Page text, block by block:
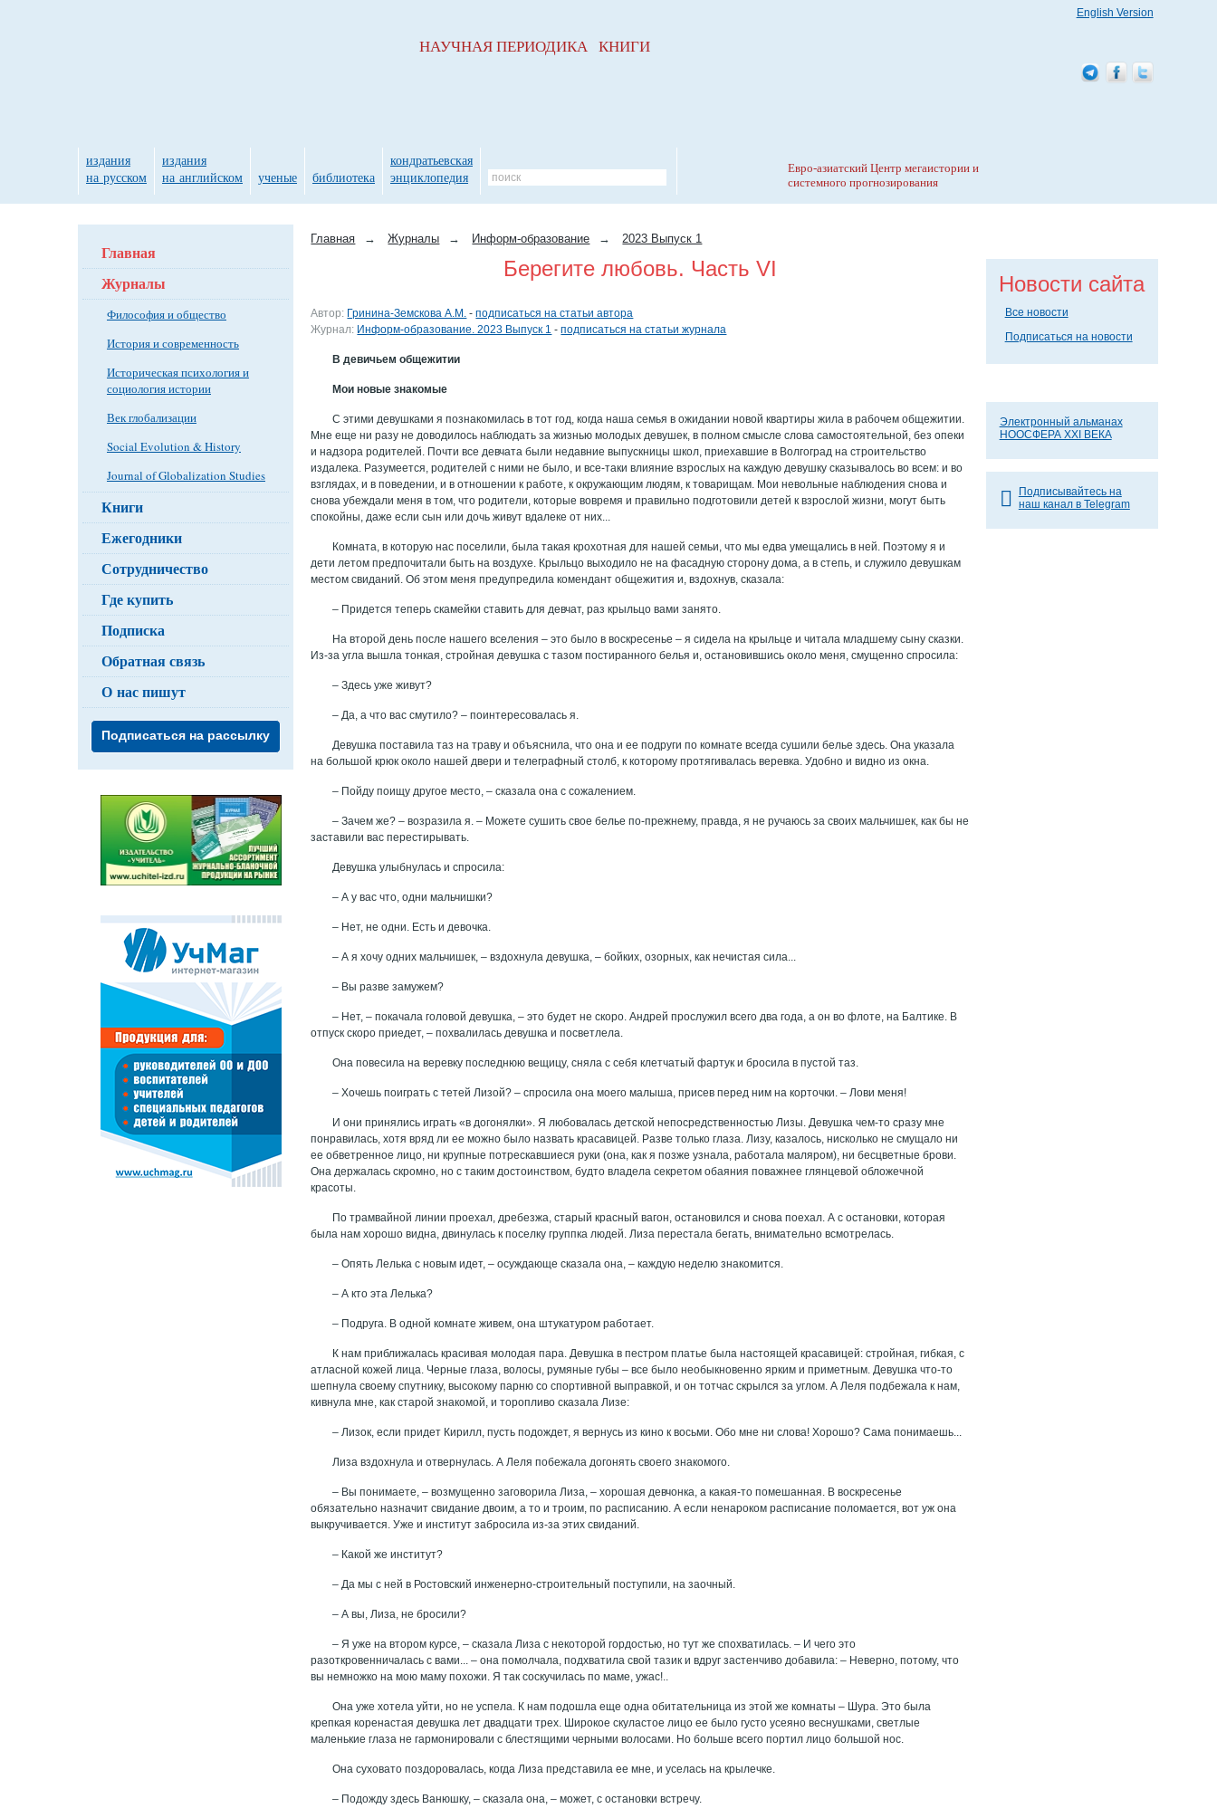
Главная → Журналы → Информ-образование → 2023 Выпуск 1
Берегите любовь. Часть VI
Автор: Гринина-Земскова А.М. -подписаться на статьи автора
Журнал: Информ-образование. 2023 Выпуск 1 -подписаться на статьи журнала
В девичьем общежитии
Мои новые знакомые
С этими девушками я познакомилась в тот год, когда наша семья в ожидании новой квартиры жила в рабочем общежитии.
Мне еще ни разу не доводилось наблюдать за жизнью молодых девушек, в полном смысле слова самостоятельной, без опеки
и надзора родителей. Почти все девчата были недавние выпускницы школ, приехавшие в Волгоград на строительство
издалека. Разумеется, родителей с ними не было, и все-таки влияние взрослых на каждую девушку сказывалось во всем: и во
взглядах, и в поведении, и в отношении к работе, к окружающим людям, к товарищам. Мои невольные наблюдения снова и
снова убеждали меня в том, что родители, которые вовремя и правильно подготовили детей к взрослой жизни, могут быть
спокойны, даже если сын или дочь живут вдалеке от них...
Комната, в которую нас поселили, была такая крохотная для нашей семьи, что мы едва умещались в ней. Поэтому я и
дети летом предпочитали быть на воздухе. Крыльцо выходило не на фасадную сторону дома, а в степь, и служило девушкам
местом свиданий. Об этом меня предупредила комендант общежития и, вздох­нув, сказала:
– Придется теперь скамейки ставить для девчат, раз крыльцо вами занято.
На второй день после нашего вселения – это было в воскресенье – я сидела на крыльце и читала младшему сыну сказки.
Из-за угла вышла тонкая, стройная девушка с тазом постиранного белья и, остановившись около меня, смущенно спросила:
– Здесь уже живут?
– Да, а что вас смутило? – поинтересовалась я.
Девушка поставила таз на траву и объяснила, что она и ее подруги по комнате всегда сушили белье здесь. Она указала
на большой крюк около нашей двери и телеграфный столб, к которому протягивалась веревка. Удобно и видно из окна.
– Пойду поищу другое место, – сказала она с сожалением.
– Зачем же? – возразила я. – Можете сушить свое белье по-прежнему, правда, я не ручаюсь за своих мальчишек, как бы не
заставили вас перестирывать.
Девушка улыбнулась и спросила:
– А у вас что, одни мальчишки?
– Нет, не одни. Есть и девочка.
– А я хочу одних мальчишек, – вздохнула девушка, – бойких, озорных, как нечистая сила...
– Вы разве замужем?
– Нет, – покачала головой девушка, – это будет не скоро. Андрей прослужил всего два года, а он во флоте, на Балтике. В
отпуск скоро приедет, – похвалилась девушка и посветлела.
Она повесила на веревку последнюю вещицу, сняла с себя клетчатый фартук и бросила в пустой таз.
– Хочешь поиграть с тетей Лизой? – спросила она моего малыша, присев перед ним на корточки. – Лови меня!
И они принялись играть «в догонялки». Я любовалась детской непосредственностью Лизы. Девушка чем-то сразу мне
понравилась, хотя вряд ли ее можно было назвать красавицей. Разве только глаза. Лизу, казалось, нисколько не смущало ни
ее обветренное лицо, ни крупные потрескавшиеся руки (она, как я позже узнала, работала маляром), ни бесцветные брови.
Она держалась скромно, но с таким достоинством, будто владела секретом обаяния поважнее глянцевой обложечной
красоты.
По трамвайной линии проехал, дребезжа, старый красный вагон, остановился и снова поехал. А с остановки, которая
была нам хорошо видна, двинулась к поселку группка людей. Лиза перестала бегать, внимательно всмотрелась.
– Опять Лелька с новым идет, – осуждающе сказала она, – каждую неделю знакомится.
– А кто эта Лелька?
– Подруга. В одной комнате живем, она штукатуром работает.
К нам приближалась красивая молодая пара. Девушка в пестром платье была настоящей красавицей: стройная, гибкая, с
атласной кожей лица. Черные глаза, волосы, румяные губы – все было необыкновенно ярким и приметным. Девушка что-то
шепнула своему спутнику, высокому парню со спортивной выправкой, и он тотчас скрылся за углом. А Леля подбежала к нам,
кивнула мне, как старой знакомой, и торопливо сказала Лизе:
– Лизок, если придет Кирилл, пусть подождет, я вернусь из кино к восьми. Обо мне ни слова! Хорошо? Сама понимаешь...
Лиза вздохнула и отвернулась. А Леля побежала догонять своего знакомого.
– Вы понимаете, – возмущенно заговорила Лиза, – хорошая девчонка, а какая-то помешанная. В воскресенье
обязательно назначит свидание двоим, а то и троим, по расписанию. А если ненароком расписание поломается, вот уж она
выкручивается. Уже и институт забросила из-за этих свиданий.
– Какой же институт?
– Да мы с ней в Ростовский инженерно-строительный поступили, на заочный.
– А вы, Лиза, не бросили?
– Я уже на втором курсе, – сказала Лиза с некоторой гордостью, но тут же спохватилась. – И чего это
разоткровенничалась с вами... – она помолчала, подхватила свой тазик и вдруг застенчиво добавила: – Неверно, потому, что
вы немножко на мою маму похожи. Я так соскучилась по маме, ужас!..
Она уже хотела уйти, но не успела. К нам подошла еще одна обитательница из этой же комнаты – Шура. Это была
крепкая коренастая девушка лет двадцати трех. Широкое скуластое лицо ее было густо усеяно веснушками, светлые
маленькие глаза не гармонировали с блестящими черными волосами. Но больше всего портил лицо большой нос.
Она суховато поздоровалась, когда Лиза представила ее мне, и уселась на крылечке.
– Подожду здесь Ванюшку, – сказала она, – может, с остановки встречу.
Главная
Журналы
Философия и общество
История и современность
Историческая психология и
социология истории
Век глобализации
Social Evolution & History
Journal of Globalization Studies
Книги
Ежегодники
Сотрудничество
Где купить
Подписка
Обратная связь
О нас пишут
Подписаться на рассылку
Новости сайта
Все новости
Подписаться на новости
Электронный альманах
НООСФЕРА XXI ВЕКА
Подписывайтесь на
наш канал в Telegram
НАУЧНАЯ ПЕРИОДИКА КНИГИ
издания
на русском
издания
на английском
ученые библиотека
кондратьевская
энциклопедия
Евро-азиатский Центр мегаистории и
системного прогнозирования
English Version